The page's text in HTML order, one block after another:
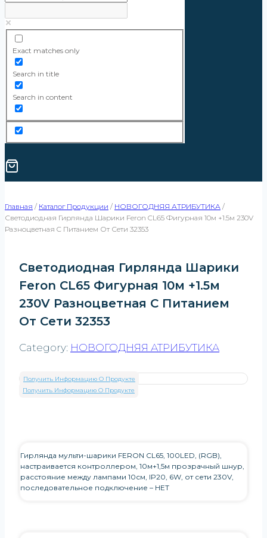
Exact matches only
Search in title
Search in content
Главная / Каталог Продукции / НОВОГОДНЯЯ АТРИБУТИКА /
Светодиодная Гирлянда Шарики Feron CL65 Фигурная 10м +1.5м 230V
Разноцветная C Питанием От Сети 32353
Светодиодная Гирлянда Шарики
Feron CL65 Фигурная 10м +1.5м
230V Разноцветная C Питанием
От Сети 32353
Category: НОВОГОДНЯЯ АТРИБУТИКА
Получить Информацию О Продукте
Получить Информацию О Продукте
Гирлянда мульти-шарики FERON CL65, 100LED, (RGB),
настраивается контроллером, 10м+1,5м прозрачный шнур,
расстояние между лампами 10см, IP20, 6W, от сети 230V,
последовательное подключение – НЕТ